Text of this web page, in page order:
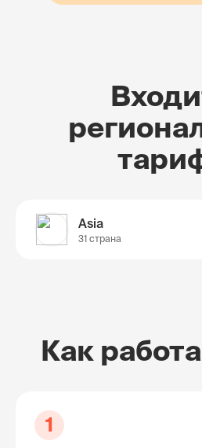
Asia
31 страна
Как
1